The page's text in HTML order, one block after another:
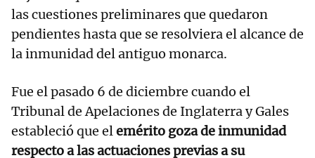
las cuestiones preliminares que quedaron
pendientes hasta que se resolviera el alcance de
la inmunidad del antiguo monarca.
Fue el pasado 6 de diciembre cuando el
Tribunal de Apelaciones de Inglaterra y Gales
estableció que elemérito goza de inmunidad
respecto a las actuaciones previas a su